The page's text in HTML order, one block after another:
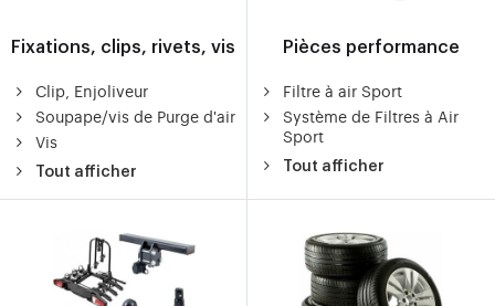
Fixations, clips, rivets, vis
Clip, Enjoliveur
Soupape/vis de Purge d'air
Vis
Tout afficher
Pièces performance
Filtre à air Sport
Système de Filtres à Air
Sport
Tout afficher